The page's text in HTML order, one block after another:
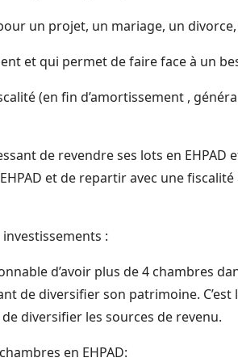
un projet, un mariage, un
et qui permet de faire face à un
(en fin d’amortissement ,
de revendre ses lots en EHPAD
et de repartir avec une
:
d’avoir plus de 4 chambres
de diversifier son patrimoine. C’est
diversifier les sources de revenu.
en EHPAD: